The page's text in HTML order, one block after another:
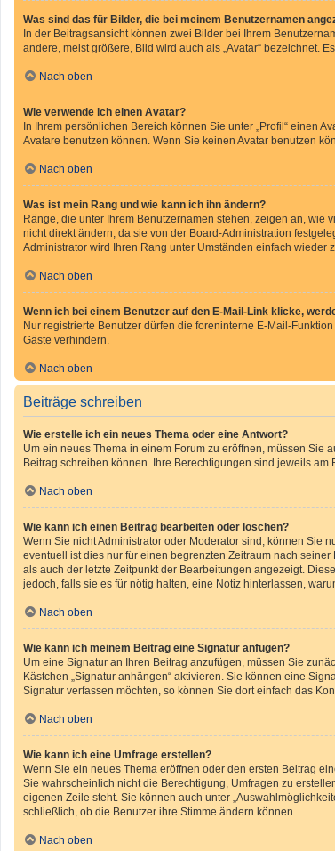
Was sind das für Bilder, die bei meinem Benutzernamen
In der Beitragsansicht können zwei Bilder bei Ihrem
andere, meist größere, Bild wird auch als „Avatar“ bezeichnet.
Nach oben
Wie verwende ich einen Avatar?
In Ihrem persönlichen Bereich können Sie unter „Profil“ einen
Avatare benutzen können. Wenn Sie keinen Avatar benutzen
Nach oben
Was ist mein Rang und wie kann ich ihn ändern?
Ränge, die unter Ihrem Benutzernamen stehen, zeigen an,
nicht direkt ändern, da sie von der Board-Administration
Administrator wird Ihren Rang unter Umständen einfach wieder
Nach oben
Wenn ich bei einem Benutzer auf den E-Mail-Link klicke,
Nur registrierte Benutzer dürfen die foreninterne E-Mail-
Gäste verhindern.
Nach oben
Beiträge schreiben
Wie erstelle ich ein neues Thema oder eine Antwort?
Um ein neues Thema in einem Forum zu eröffnen, müssen Sie
Beitrag schreiben können. Ihre Berechtigungen sind jeweils am
Nach oben
Wie kann ich einen Beitrag bearbeiten oder löschen?
Wenn Sie nicht Administrator oder Moderator sind, können Sie
eventuell ist dies nur für einen begrenzten Zeitraum nach
als auch der letzte Zeitpunkt der Bearbeitungen angezeigt.
jedoch, falls sie es für nötig halten, eine Notiz hinterlassen,
Nach oben
Wie kann ich meinem Beitrag eine Signatur anfügen?
Um eine Signatur an Ihren Beitrag anzufügen, müssen Sie
Kästchen „Signatur anhängen“ aktivieren. Sie können eine
Signatur verfassen möchten, so können Sie dort einfach das
Nach oben
Wie kann ich eine Umfrage erstellen?
Wenn Sie ein neues Thema eröffnen oder den ersten Beitrag
Sie wahrscheinlich nicht die Berechtigung, Umfragen zu
eigenen Zeile steht. Sie können auch unter
schließlich, ob die Benutzer ihre Stimme ändern können.
Nach oben